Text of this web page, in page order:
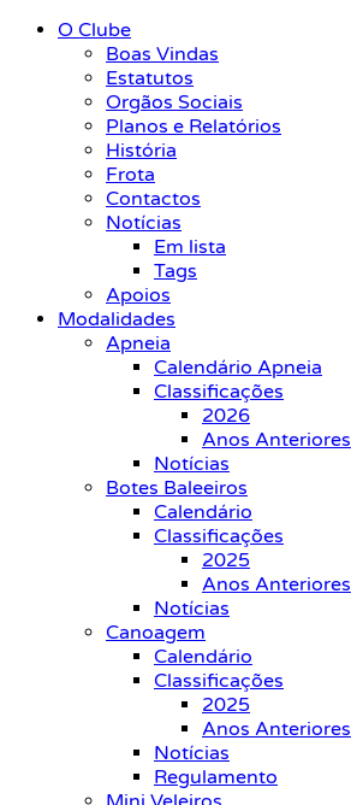
O Clube
Boas Vindas
Estatutos
Orgãos Sociais
Planos e Relatórios
História
Frota
Contactos
Notícias
Em lista
Tags
Apoios
Modalidades
Apneia
Calendário Apneia
Classificações
2026
Anos Anteriores
Notícias
Botes Baleeiros
Calendário
Classificações
2025
Anos Anteriores
Notícias
Canoagem
Calendário
Classificações
2025
Anos Anteriores
Notícias
Regulamento